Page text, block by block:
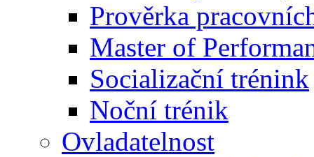
Prověrka
Master of
Socializační trénink
Noční trénik
Ovladatelnost